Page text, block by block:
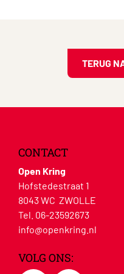
TERUG
CONTACT
Open Kring
Hofstedestraat 1
8043 WC ZWOLLE
Tel. 06-23592673
info@openkring.nl
VOLG ONS: